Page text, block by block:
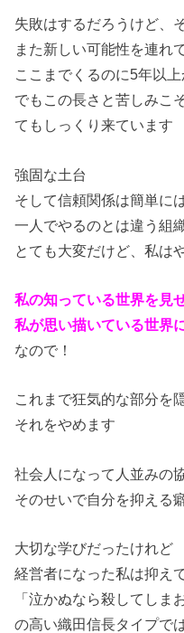
失敗はするだろうけど、
また新しい可能性を連れ
ここまでくるのに5年以
でもこの長さと苦しみこ
てもしっくり来ています
強固な土台
そして信頼関係は簡単に
一人でやるのとは違う組
とても大変だけど、私は
私の知っている世界を見
私が思い描いている世界
なので！
これまで狂気的な部分を
それをやめます
社会人になって人並みの
そのせいで自分を抑える
大切な学びだったけれど
経営者になった私は抑え
「泣かぬなら殺してしま
の高い織田信長タイプで